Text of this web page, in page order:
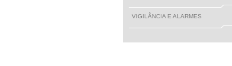
VIGILÂNCIA E ALARMES